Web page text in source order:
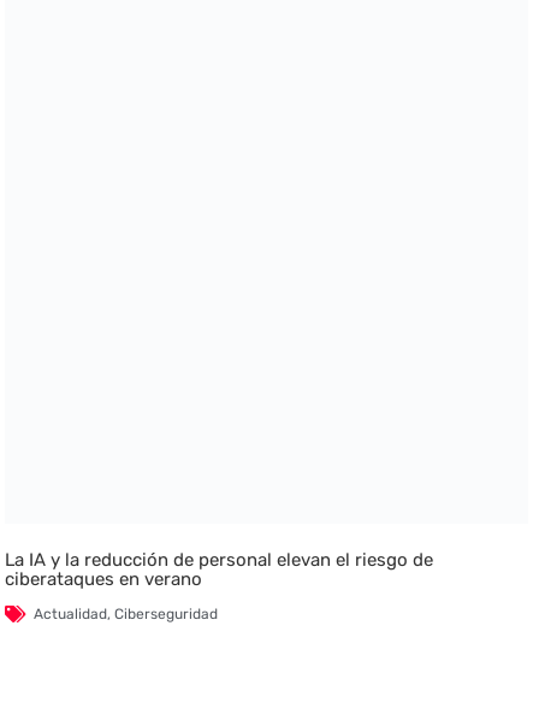
La IA y la reducción de personal elevan el riesgo de
ciberataques en verano
Actualidad,Ciberseguridad